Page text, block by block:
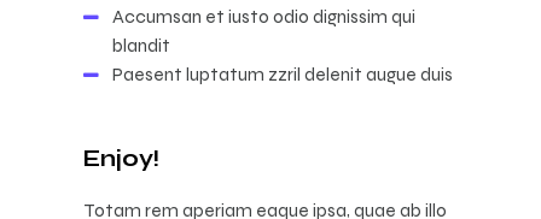
Accumsan et iusto odio dignissim qui
blandit
Paesent luptatum zzril delenit augue duis
Enjoy!
Totam rem aperiam eaque ipsa, quae ab illo